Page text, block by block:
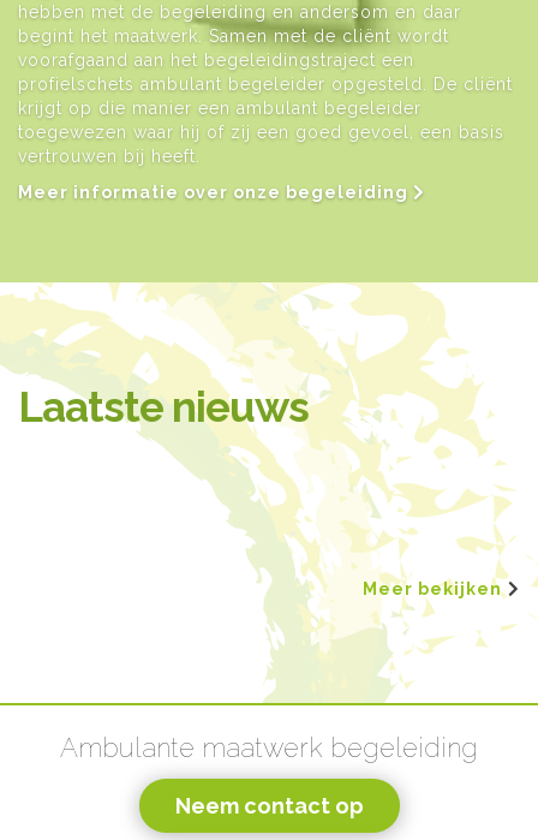
hebben met de begeleiding en andersom en daar
begint het maatwerk. Samen met de cliënt wordt
voorafgaand aan het begeleidingstraject een
profielschets ambulant begeleider opgesteld. De cliënt
krijgt op die manier een ambulant begeleider
toegewezen waar hij of zij een goed gevoel, een basis
vertrouwen bij heeft.
Meer informatie over onze begeleiding
Laatste nieuws
Meer bekijken
Ambulante maatwerk begeleiding
Neem contact op